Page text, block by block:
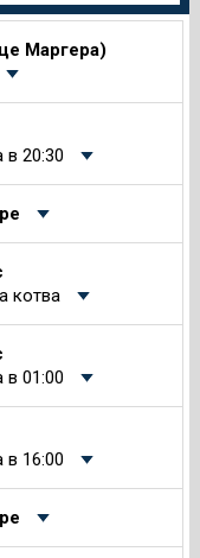
Маргера)
в 20:30
котва
в 01:00
в 16:00